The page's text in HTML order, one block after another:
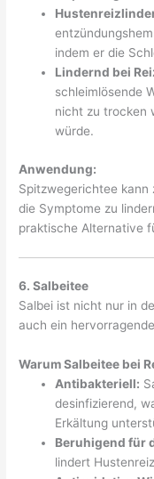
indem er die
Lindernd bei
schleimlösende
nicht zu trocken
würde.
Anwendung:
Spitzwegerichtee kann
die Symptome zu
praktische Alternative
6. Salbeitee
Salbei ist nicht nur in
auch ein
Warum Salbeitee bei
Antibakteriell:
desinfizierend,
Erkältung
Beruhigend für
lindert